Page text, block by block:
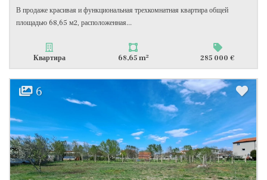
В продаже красивая и функциональная трехкомнатная квартира общей
площадью 68,65 м2, расположенная...
Квартира 68,65 m2 285 000 €
6